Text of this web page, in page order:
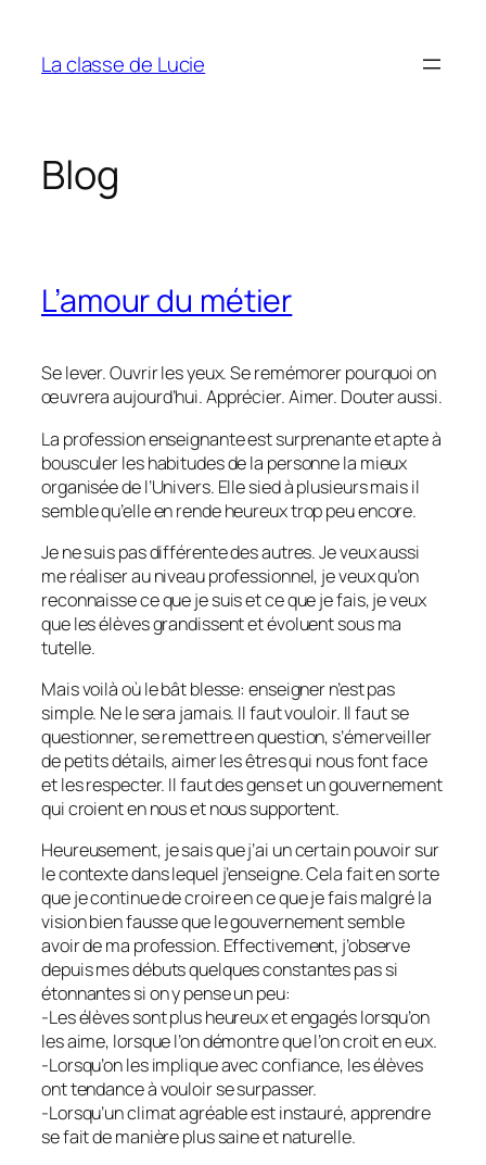
contenu
La classe de Lucie
Blog
L’amour du métier
Se lever. Ouvrir les yeux. Se remémorer pourquoi on
œuvrera aujourd’hui. Apprécier. Aimer. Douter aussi.
La profession enseignante est surprenante et apte à
bousculer les habitudes de la personne la mieux
organisée de l’Univers. Elle sied à plusieurs mais il
semble qu’elle en rende heureux trop peu encore.
Je ne suis pas différente des autres. Je veux aussi
me réaliser au niveau professionnel, je veux qu’on
reconnaisse ce que je suis et ce que je fais, je veux
que les élèves grandissent et évoluent sous ma
tutelle.
Mais voilà où le bât blesse: enseigner n’est pas
simple. Ne le sera jamais. Il faut vouloir. Il faut se
questionner, se remettre en question, s’émerveiller
de petits détails, aimer les êtres qui nous font face
et les respecter. Il faut des gens et un gouvernement
qui croient en nous et nous supportent.
Heureusement, je sais que j’ai un certain pouvoir sur
le contexte dans lequel j’enseigne. Cela fait en sorte
que je continue de croire en ce que je fais malgré la
vision bien fausse que le gouvernement semble
avoir de ma profession. Effectivement, j’observe
depuis mes débuts quelques constantes pas si
étonnantes si on y pense un peu:
-Les élèves sont plus heureux et engagés lorsqu’on
les aime, lorsque l’on démontre que l’on croit en eux.
-Lorsqu’on les implique avec confiance, les élèves
ont tendance à vouloir se surpasser.
-Lorsqu’un climat agréable est instauré, apprendre
se fait de manière plus saine et naturelle.